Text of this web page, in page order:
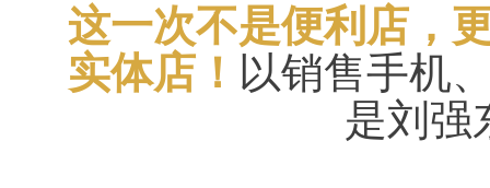
这一次不是便利店，
实体店！ 以销售手机
是刘强